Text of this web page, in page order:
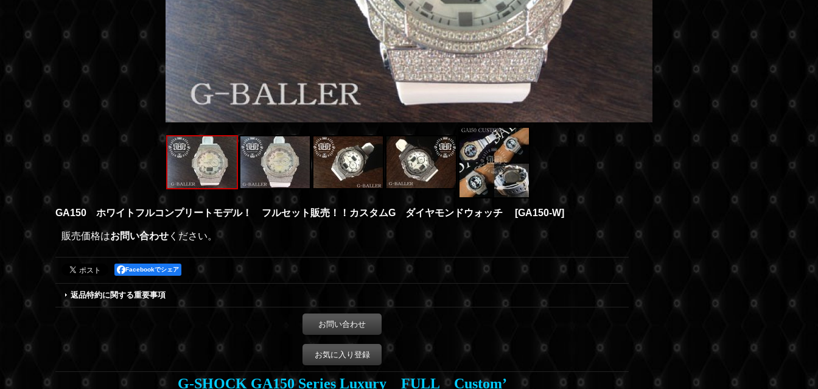
GA150 ホワイトフルコンプリートモデル！ フルセット販売！！カスタムG ダイヤモンドウォッチ [GA150-W]
販売価格はお問い合わせ ください。
Facebookでシェア
返品特約に関する重要事項
お問い合わせ
お気に入り登録
G-SHOCK GA150 Series Luxury FULL Custom’